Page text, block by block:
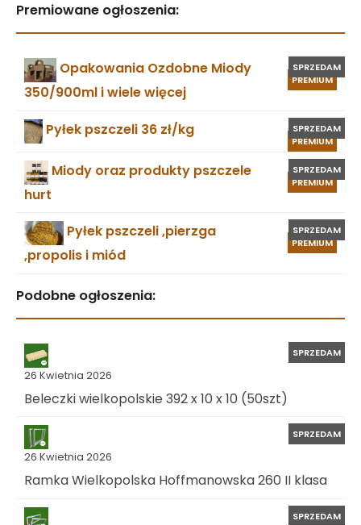
Premiowane ogłoszenia:
PREMIUM
SPRZEDAM
Opakowania Ozdobne Miody
350/900ml i wiele więcej
PREMIUM
SPRZEDAM
Pyłek pszczeli 36 zł/kg
PREMIUM
SPRZEDAM
Miody oraz produkty pszczele
hurt
PREMIUM
SPRZEDAM
Pyłek pszczeli ,pierzga
,propolis i miód
Podobne ogłoszenia:
26 Kwietnia 2026
SPRZEDAM
Beleczki wielkopolskie 392 x 10 x 10 (50szt)
26 Kwietnia 2026
SPRZEDAM
Ramka Wielkopolska Hoffmanowska 260 II klasa
SPRZEDAM